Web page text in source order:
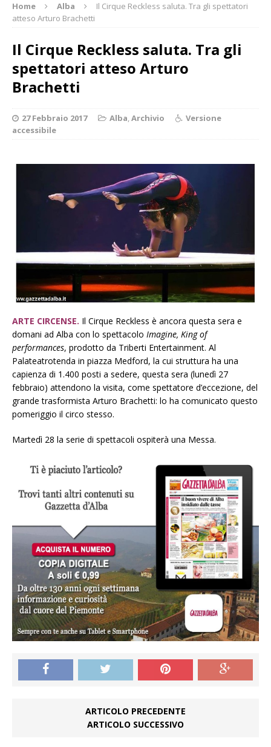
Home Alba
Il Cirque Reckless saluta. Tra gli spettatori
atteso Arturo Brachetti
Il Cirque Reckless saluta. Tra gli
spettatori atteso Arturo
Brachetti
27 Febbraio 2017 Alba,Archivio
Versione
accessibile
ARTE CIRCENSE. Il Cirque Reckless è ancora questa sera e
domani ad Alba con lo spettacolo Imagine, King of
performances, prodotto da Triberti Entertainment. Al
Palateatrotenda in piazza Medford, la cui struttura ha una
capienza di 1.400 posti a sedere, questa sera (lunedì 27
febbraio) attendono la visita, come spettatore d’eccezione, del
grande trasformista Arturo Brachetti: lo ha comunicato questo
pomeriggio il circo stesso.
Martedì 28 la serie di spettacoli ospiterà una Messa.
ARTICOLO PRECEDENTE
ARTICOLO SUCCESSIVO